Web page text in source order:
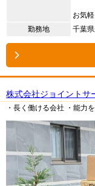
お気
勤務地
千葉
株式会社ジョイントサ
・長く働ける会社 ・能力